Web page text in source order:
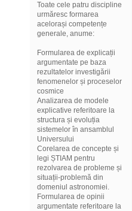
Toate cele patru discipline
urmăresc formarea
acelorași competențe
generale, anume:
Formularea de explicații
argumentate pe baza
rezultatelor investigării
fenomenelor și proceselor
cosmice
Analizarea de modele
explicative referitoare la
structura și evoluția
sistemelor în ansamblul
Universului
Corelarea de concepte și
legi ȘTIAM pentru
rezolvarea de probleme și
situații-problemă din
domeniul astronomiei.
Formularea de opinii
argumentate referitoare la